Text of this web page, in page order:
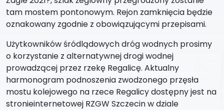
tam mostem pontonowym. Rejon zamknięcia będzie
oznakowany zgodnie z obowiązującymi przepisami.
Użytkowników śródlądowych dróg wodnych prosimy
o korzystanie z alternatywnej drogi wodnej
prowadzącej przez rzekę Regalicę. Aktualny
harmonogram podnoszenia zwodzonego przęsła
mostu kolejowego na rzece Regalicy dostępny jest na
stronieinternetowej RZGW Szczecin w dziale